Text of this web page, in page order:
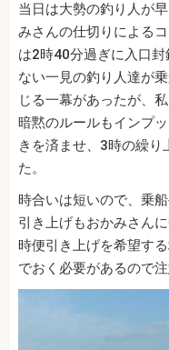
当日は大勢の釣り人が
みさんの仕切りによる
は2時40分過ぎに入口
ない一見の釣り人達が
じる一幕があったが、
暗黙のルールもインプ
きを済ませ、3時の繰り
た。
時合いは短いので、乗
引き上げもおかみさん
時便引き上げを希望す
でおく必要があるので注